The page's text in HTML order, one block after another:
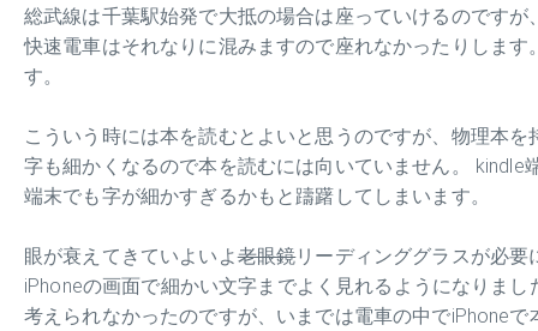
総武線は千葉駅始発で大抵の場合は座っていけるのです
快速電車はそれなりに混みますので座れなかったりしま
す。
こういう時には本を読むとよいと思うのですが、物理本
字も細かくなるので本を読むには向いていません。 kindle
端末でも字が細かすぎるかもと躊躇してしまいます。
眼が衰えてきていよいよ老眼鏡リーディンググラスが必要
iPhoneの画面で細かい文字までよく見れるようになりま
考えられなかったのですが、いまでは電車の中でiPhone